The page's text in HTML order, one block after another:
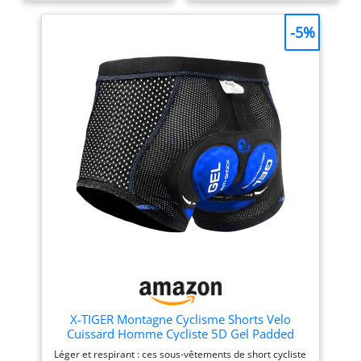
porter même pendant les
un design rembourré 5D. Le
coussin de haute qualité
assure une expérience de
conduite plus confortable.
Le design humanisé : le
short de cyclisme est
fabriqué dans un matériau
extrêmement durable, de
haute qualité et hautement
élastique, peut être porté
sous votre pantalon, short
ou pantalon de VTT préféré.
cyclisme rembourrés pour
hommes conviennent non
seulement au cyclisme,
mais également au
cyclisme sur route, au VTT,
à la moto, à l'équitation et à
porter même pendant les
Padded : les shorts de
cyclisme pour hommes ont
un design rembourré 5D. Le
coussin de haute qualité
assure une expérience de
conduite plus confortable.
Le design humanisé : le
short de cyclisme est
fabriqué dans un matériau
extrêmement durable, de
haute qualité et hautement
élastique, peut être porté
sous votre pantalon, short
ou pantalon de VTT préféré.
cyclisme rembourrés pour
hommes conviennent non
seulement au cyclisme,
mais également au
cyclisme sur route, au VTT,
à la moto, à l'équitation et à
X-TIGER Montagne Cyclisme Shorts Velo
Cuissard Homme Cycliste 5D Gel Padded
Léger et respirant : ces sous-vêtements de short cycliste
-5%